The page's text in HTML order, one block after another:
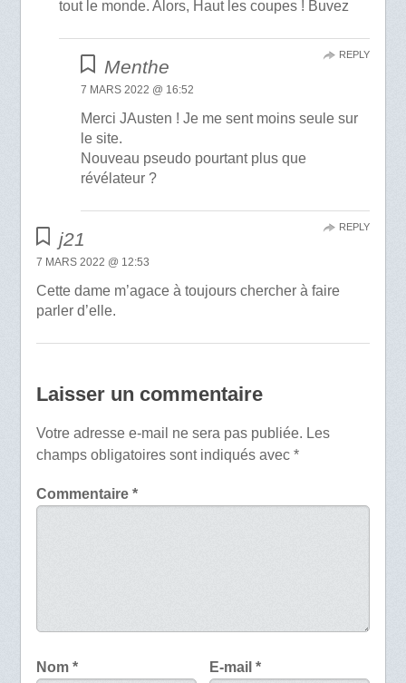
tout le monde. Alors, Haut les coupes ! Buvez
Menthe
7 MARS 2022 @ 16:52
Merci JAusten ! Je me sent moins seule sur
le site.
Nouveau pseudo pourtant plus que
révélateur ?
REPLY
j21
7 MARS 2022 @ 12:53
Cette dame m’agace à toujours chercher à faire
parler d’elle.
REPLY
Laisser un commentaire
Votre adresse e-mail ne sera pas publiée. Les
champs obligatoires sont indiqués avec *
Commentaire *
Nom * E-mail*